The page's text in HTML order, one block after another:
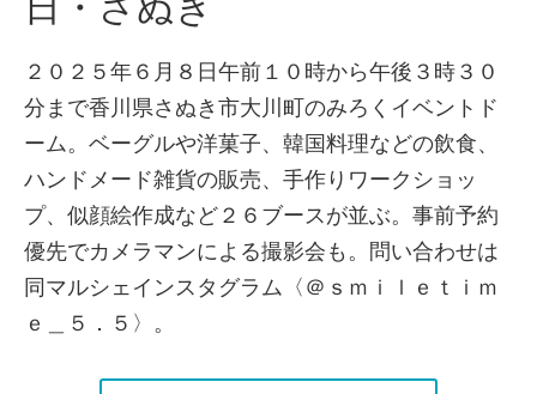
２０２５年６月８日午前１０時から午後３時３０
分まで香川県さぬき市大川町のみろくイベントド
ーム。ベーグルや洋菓子、韓国料理などの飲食、
ハンドメード雑貨の販売、手作りワークショッ
プ、似顔絵作成など２６ブースが並ぶ。事前予約
優先でカメラマンによる撮影会も。問い合わせは
同マルシェインスタグラム〈＠ｓｍｉｌｅｔｉｍ
ｅ＿５．５〉。